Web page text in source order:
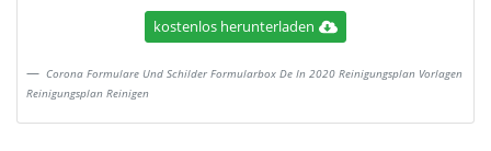
kostenlos herunterladen
Corona Formulare Und Schilder Formularbox De In 2020 Reinigungsplan Vorlagen
Reinigungsplan Reinigen